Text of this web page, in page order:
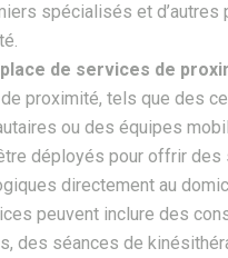
spécialisés et d’autres
de services de
proximité, tels que des
ou des équipes
déployés pour offrir des
directement au
peuvent inclure des
des séances de